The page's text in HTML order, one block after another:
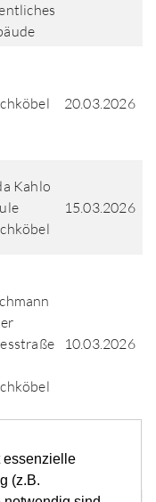
essenzielle
(z.B.
20.03.2026
Kahlo
15.03.2026
10.03.2026